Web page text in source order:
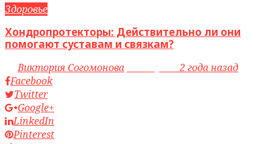
Здоровье
Хондропротекторы: Действительно ли они
помогают суставам и связкам?
byВиктория Согомонова access_time2 года назад
Facebook
Twitter
Google+
LinkedIn
Pinterest